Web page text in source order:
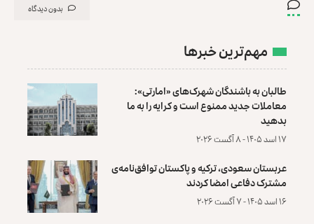
بدون دیدگاه
مهم‌ترین خبرها
طالبان به باشندگان شهرک‌های «امارتی»:
معاملات جدید ممنوع است و کرایه را به ما
بدهید
۱۷ اسد ۱۴۰۵ - ۸ آگست ۲۰۲۶
عربستان سعودی، ترکیه و پاکستان توافق‌نامه‌ی
مشترک دفاعی امضا کردند
۱۶ اسد ۱۴۰۵ - ۷ آگست ۲۰۲۶